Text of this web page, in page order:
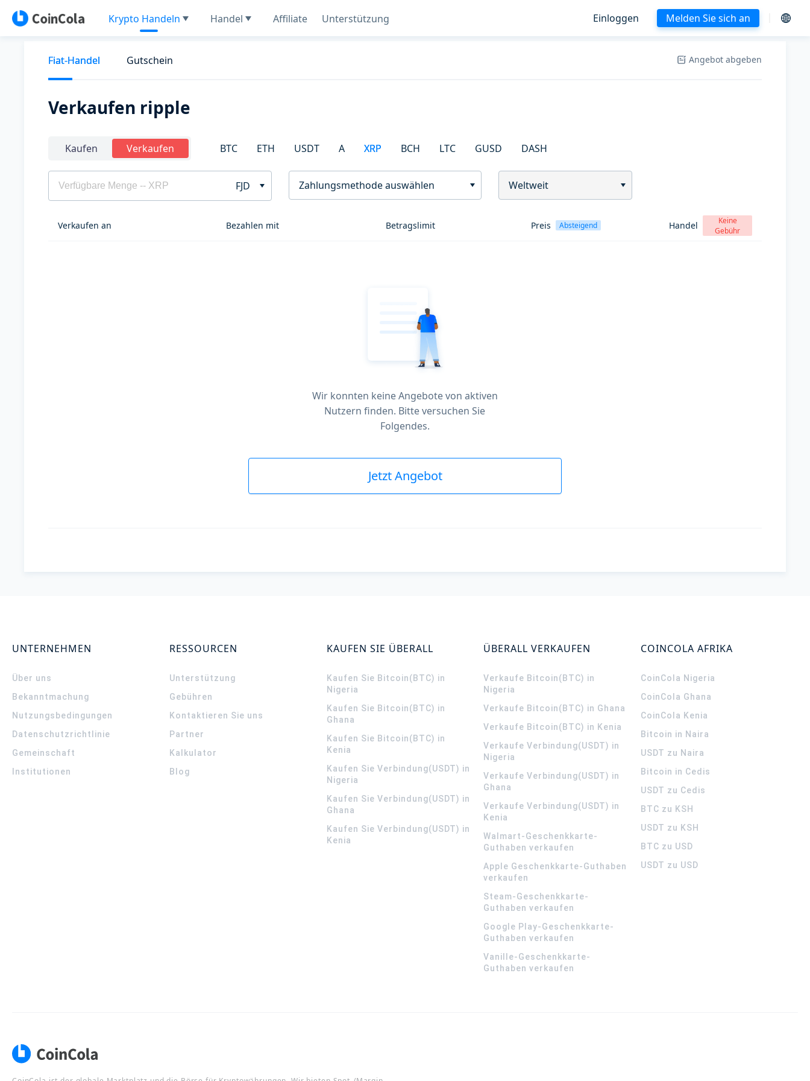
Krypto Handeln Handel Affiliate Unterstützung Einloggen Melden Sie sich an
Fiat-Handel Gutschein Angebot abgeben
Verkaufen ripple
Kaufen Verkaufen BTC ETH USDT A XRP BCH LTC GUSD DASH
FJD Zahlungsmethode auswählen Weltweit
Verkaufen an Bezahlen mit Betragslimit Preis Absteigend Handel
Keine
Gebühr
Wir konnten keine Angebote von aktiven
Nutzern finden. Bitte versuchen Sie
Folgendes.
Jetzt Angebot
UNTERNEHMEN
Über uns
Bekanntmachung
Nutzungsbedingungen
Datenschutzrichtlinie
Gemeinschaft
Institutionen
RESSOURCEN
Unterstützung
Gebühren
Kontaktieren Sie uns
Partner
Kalkulator
Blog
KAUFEN SIE ÜBERALL
Kaufen Sie Bitcoin(BTC) in
Nigeria
Kaufen Sie Bitcoin(BTC) in
Ghana
Kaufen Sie Bitcoin(BTC) in
Kenia
Kaufen Sie Verbindung(USDT) in
Nigeria
Kaufen Sie Verbindung(USDT) in
Ghana
Kaufen Sie Verbindung(USDT) in
Kenia
ÜBERALL VERKAUFEN
Verkaufe Bitcoin(BTC) in
Nigeria
Verkaufe Bitcoin(BTC) in Ghana
Verkaufe Bitcoin(BTC) in Kenia
Verkaufe Verbindung(USDT) in
Nigeria
Verkaufe Verbindung(USDT) in
Ghana
Verkaufe Verbindung(USDT) in
Kenia
Walmart-Geschenkkarte-
Guthaben verkaufen
Apple Geschenkkarte-Guthaben
verkaufen
Steam-Geschenkkarte-
Guthaben verkaufen
Google Play-Geschenkkarte-
Guthaben verkaufen
Vanille-Geschenkkarte-
Guthaben verkaufen
COINCOLA AFRIKA
CoinCola Nigeria
CoinCola Ghana
CoinCola Kenia
Bitcoin in Naira
USDT zu Naira
Bitcoin in Cedis
USDT zu Cedis
BTC zu KSH
USDT zu KSH
BTC zu USD
USDT zu USD